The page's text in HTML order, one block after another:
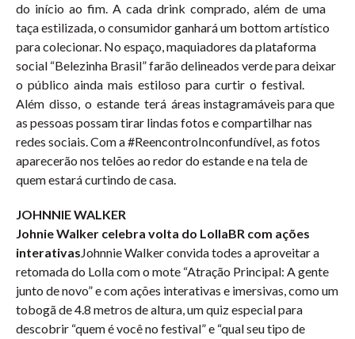
do início ao fim. A cada drink comprado, além de uma
taça estilizada, o consumidor ganhará um bottom artístico
para colecionar. No espaço, maquiadores da plataforma
social “Belezinha Brasil” farão delineados verde para deixar
o público ainda mais estiloso para curtir o festival.
Além disso, o estande terá áreas instagramáveis para que
as pessoas possam tirar lindas fotos e compartilhar nas
redes sociais. Com a #ReencontroInconfundível, as fotos
aparecerão nos telões ao redor do estande e na tela de
quem estará curtindo de casa.
JOHNNIE WALKER
Johnie Walker celebra volta do LollaBR com ações
interativasJohnnie Walker convida todes a aproveitar a
retomada do Lolla com o mote “Atração Principal: A gente
junto de novo” e com ações interativas e imersivas, como um
tobogã de 4.8 metros de altura, um quiz especial para
descobrir “quem é você no festival” e “qual seu tipo de